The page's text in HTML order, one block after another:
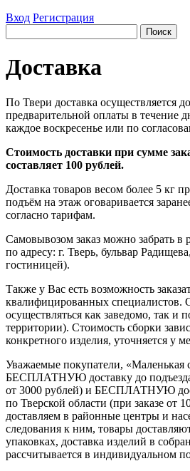
Вход Регистрация
Доставка
По Твери доставка осуществляется
предварительной оплаты в течение
каждое воскресенье или по
Стоимость доставки при сумме
составляет 100 рублей.
Доставка товаров весом более 5 кг
подъём на этаж оговаривается
согласно тарифам.
Самовывозом заказ можно забрать в
по адресу: г. Тверь, бульвар
гостиницей).
Также у Вас есть возможность
квалифицированных специалистов.
осуществляться как заведомо, так и
территории). Стоимость сборки
конкретного изделия, уточняется у
Уважаемые покупатели, «Маленькая
БЕСПЛАТНУЮ доставку до подъезда
от 3000 рублей) и БЕСПЛАТНУЮ
по Тверской области (при заказе от
доставляем в районные центры и
следования к ним, товары
упаковках, доставка изделий в
рассчитывается в индивидуальном